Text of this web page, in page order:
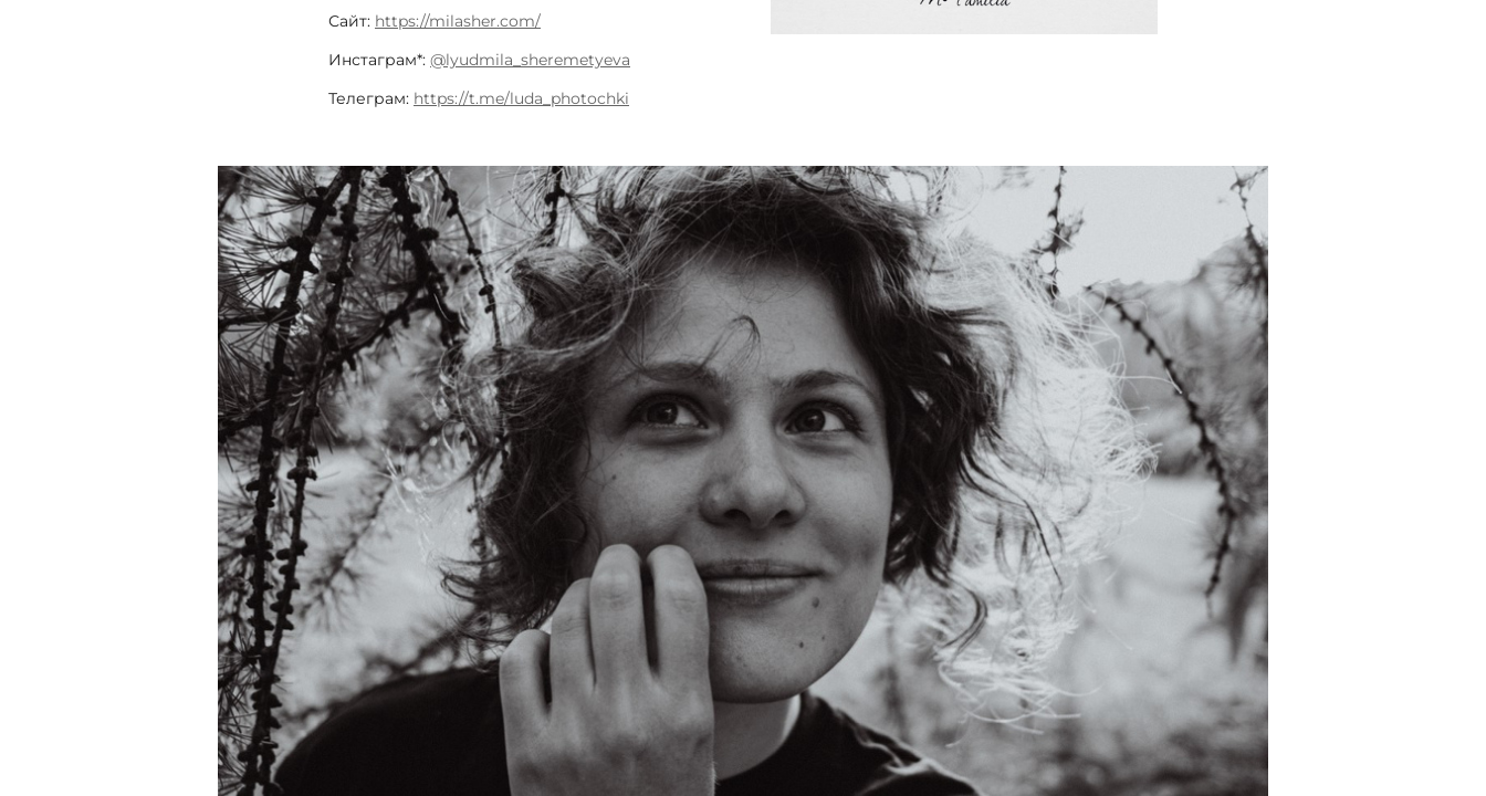
Сайт: https://milasher.com/
Инстаграм*: @lyudmila_sheremetyevа
Телеграм: https://t.me/luda_photochki